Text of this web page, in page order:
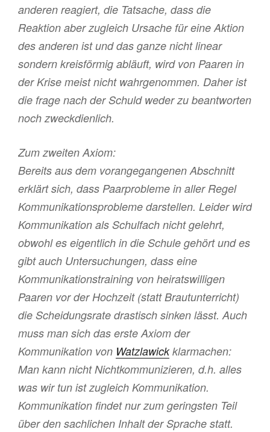
anderen reagiert, die Tatsache, dass die
Reaktion aber zugleich Ursache für eine Aktion
des anderen ist und das ganze nicht linear
sondern kreisförmig abläuft, wird von Paaren in
der Krise meist nicht wahrgenommen. Daher ist
die frage nach der Schuld weder zu beantworten
noch zweckdienlich.
Zum zweiten Axiom:
Bereits aus dem vorangegangenen Abschnitt
erklärt sich, dass Paarprobleme in aller Regel
Kommunikationsprobleme darstellen. Leider wird
Kommunikation als Schulfach nicht gelehrt,
obwohl es eigentlich in die Schule gehört und es
gibt auch Untersuchungen, dass eine
Kommunikationstraining von heiratswilligen
Paaren vor der Hochzeit (statt Brautunterricht)
die Scheidungsrate drastisch sinken lässt. Auch
muss man sich das erste Axiom der
Kommunikation von Watzlawickklarmachen:
Man kann nicht Nichtkommunizieren, d.h. alles
was wir tun ist zugleich Kommunikation.
Kommunikation findet nur zum geringsten Teil
über den sachlichen Inhalt der Sprache statt.